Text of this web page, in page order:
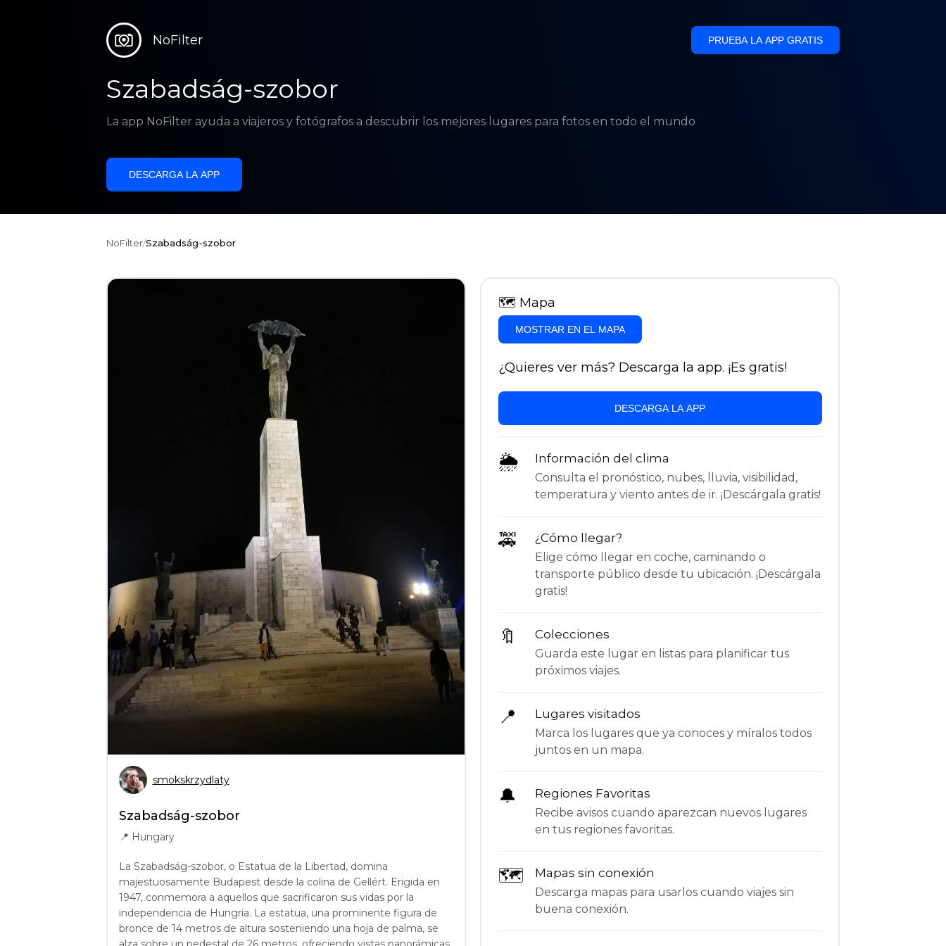
NoFilter PRUEBA LA APP GRATIS
Szabadság-szobor
La app NoFilter ayuda a viajeros y fotógrafos a descubrir los mejores lugares para fotos en todo el mundo
DESCARGA LA APP
NoFilter/Szabadság-szobor
smokskrzydlaty
Szabadság-szobor
📍 Hungary
La Szabadság-szobor, o Estatua de la Libertad, domina
majestuosamente Budapest desde la colina de Gellért. Erigida en
1947, conmemora a aquellos que sacrificaron sus vidas por la
independencia de Hungría. La estatua, una prominente figura de
bronce de 14 metros de altura sosteniendo una hoja de palma, se
🗺 Mapa
MOSTRAR EN EL MAPA
¿Quieres ver más? Descarga la app. ¡Es gratis!
DESCARGA LA APP
🌦 Información del clima
Consulta el pronóstico, nubes, lluvia, visibilidad,
temperatura y viento antes de ir. ¡Descárgala gratis!
🚕 ¿Cómo llegar?
Elige cómo llegar en coche, caminando o
transporte público desde tu ubicación. ¡Descárgala
gratis!
🔖 Colecciones
Guarda este lugar en listas para planificar tus
próximos viajes.
📍 Lugares visitados
Marca los lugares que ya conoces y míralos todos
juntos en un mapa.
🔔 Regiones Favoritas
Recibe avisos cuando aparezcan nuevos lugares
en tus regiones favoritas.
🗺 Mapas sin conexión
Descarga mapas para usarlos cuando viajes sin
buena conexión.